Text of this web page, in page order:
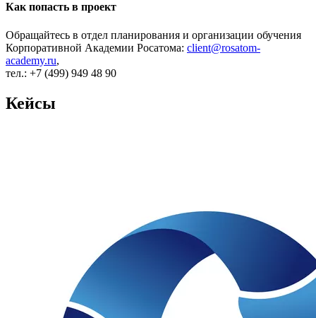
Как попасть в проект
Обращайтесь в отдел планирования и организации обучения
Корпоративной Академии Росатома: client@rosatom-
academy.ru,
тел.: +7 (499) 949 48 90
Кейсы